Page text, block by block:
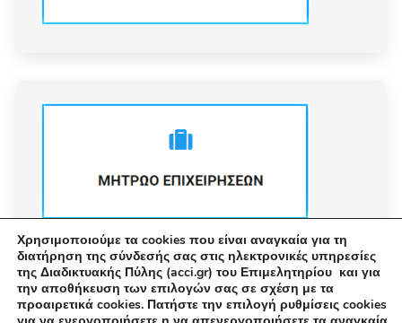
Χρησιμοποιούμε τα cookies που είναι αναγκαία για τη
διατήρηση της σύνδεσής σας στις ηλεκτρονικές υπηρεσίες
της Διαδικτυακής Πύλης (acci.gr) του Επιμελητηρίου και για
την αποθήκευση των επιλογών σας σε σχέση με τα
προαιρετικά cookies. Πατήστε την επιλογή ρυθμίσεις cookies